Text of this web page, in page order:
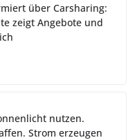
über Carsharing:
zeigt Angebote und
nutzen.
Strom erzeugen